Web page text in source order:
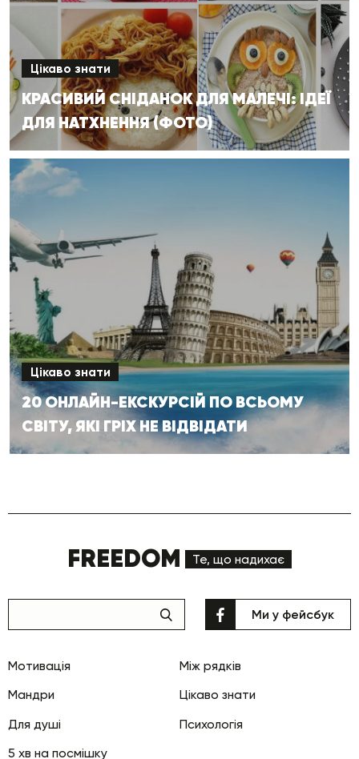
Цікаво знати
КРАСИВИЙ СНІДАНОК ДЛЯ МАЛЕЧІ: ІДЕЇ
ДЛЯ НАТХНЕННЯ (ФОТО)
Цікаво знати
20 ОНЛАЙН-ЕКСКУРСІЙ ПО ВСЬОМУ
СВІТУ, ЯКІ ГРІХ НЕ ВІДВІДАТИ
FREEDOM Те, що надихає
Мотивація
Між рядків
Мандри
Цікаво знати
Для душі
Психологія
5 хв на посмішку
Ми у фейсбук